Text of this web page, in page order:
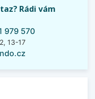
Rádi vám
979 570
13-17